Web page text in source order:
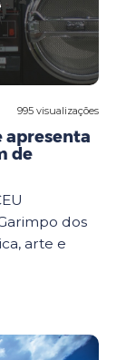
995 visualizações
apresenta
de
dos
arte e